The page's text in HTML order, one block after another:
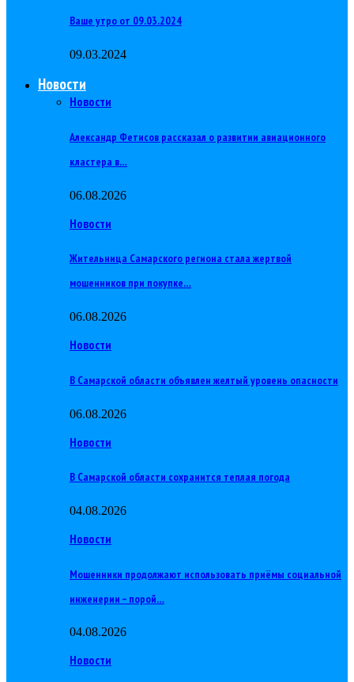
Ваше утро от 09.03.2024
09.03.2024
Новости
Новости
Александр Фетисов рассказал о развитии авиационного
кластера в…
06.08.2026
Новости
Жительница Самарского региона стала жертвой
мошенников при покупке…
06.08.2026
Новости
В Самарской области объявлен желтый уровень опасности
06.08.2026
Новости
В Самарской области сохранится теплая погода
04.08.2026
Новости
Мошенники продолжают использовать приёмы социальной
инженерии – порой…
04.08.2026
Новости